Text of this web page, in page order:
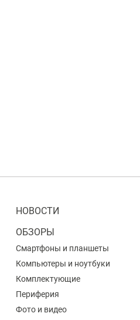
НОВОСТИ
ОБЗОРЫ
Смартфоны и планшеты
Компьютеры и ноутбуки
Комплектующие
Периферия
Фото и видео